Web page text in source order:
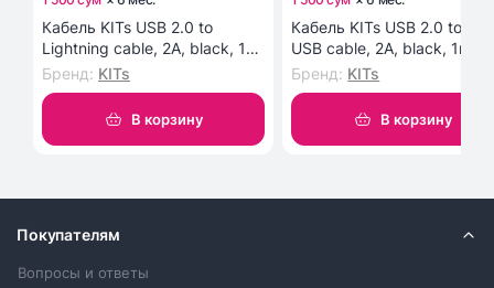
Кабель KITs USB 2.0 to
Lightning cable, 2A, black, 1m
(KITS-W-003)
Бренд: KITs
В корзину
Кабель KITs USB 2.0 to
USB cable, 2A, black, 1m
(KITS-W-002)
Бренд: KITs
В корзину
Покупателям
Вопросы и ответы